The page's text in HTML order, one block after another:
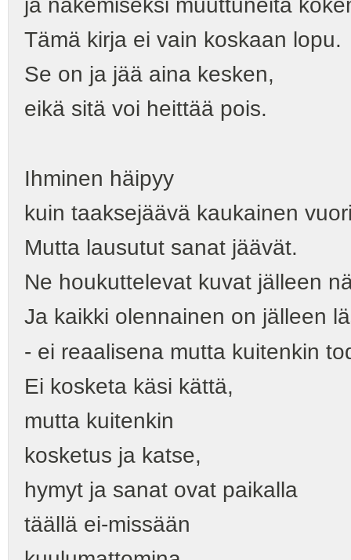
ja näkemiseksi muuttuneita
Tämä kirja ei vain koskaan lopu.
Se on ja jää aina kesken,
eikä sitä voi heittää pois.
Ihminen häipyy
kuin taaksejäävä kaukainen
Mutta lausutut sanat jäävät.
Ne houkuttelevat kuvat jälleen
Ja kaikki olennainen on jälleen
- ei reaalisena mutta kuitenkin
Ei kosketa käsi kättä,
mutta kuitenkin
kosketus ja katse,
hymyt ja sanat ovat paikalla
täällä ei-missään